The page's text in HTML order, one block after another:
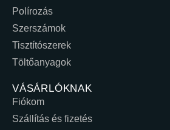
Polírozás
Szerszámok
Tisztítószerek
Töltőanyagok
VÁSÁRLÓKNAK
Fiókom
Szállítás és fizetés